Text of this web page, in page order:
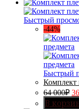
Быстрый
-44%
Быстрый
Комплект
64 000₽
В